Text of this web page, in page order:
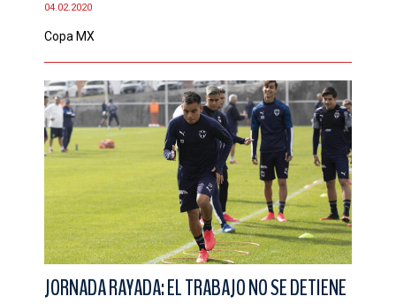
04.02.2020
Copa MX
JORNADA RAYADA: EL TRABAJO NO SE DETIENE